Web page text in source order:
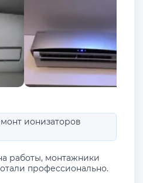
ионизаторов
работы, монтажники
профессионально.